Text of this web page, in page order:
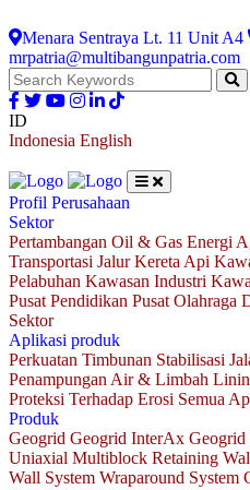
Menara Sentraya Lt. 11 Unit A4
mrpatria@multibangunpatria.com
ID
Indonesia English
Profil Perusahaan
Sektor
Pertambangan Oil & Gas Energi
Transportasi Jalur Kereta Api
Pelabuhan Kawasan Industri
Pusat Pendidikan Pusat Olahraga
Sektor
Aplikasi produk
Perkuatan Timbunan Stabilisasi
Penampungan Air & Limbah
Proteksi Terhadap Erosi Semua
Produk
Geogrid Geogrid InterAx
Uniaxial Multiblock Retaining
Wall System Wraparound System